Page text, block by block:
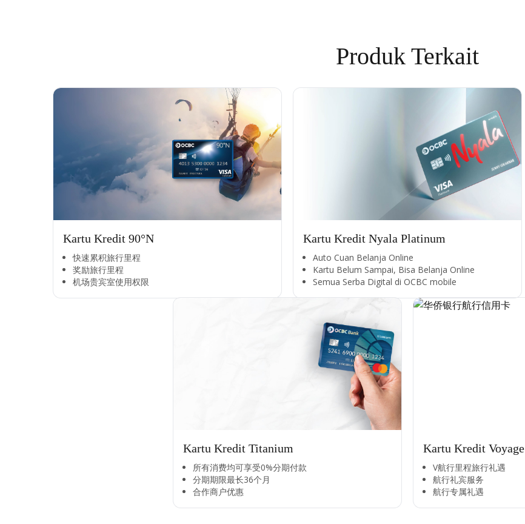
Produk Terkait
Kartu Kredit 90°N
快速累积旅行里程​
奖励旅行里程​
机场贵宾室使用权限​
Kartu Kredit Nyala Platinum
Auto Cuan Belanja Online
Kartu Belum Sampai, Bisa Belanja Online
Semua Serba Digital di OCBC mobile
Kartu Kredit Titanium
所有消费均可享受0%分期付款​
分期期限最长36个月​
合作商户优惠​
Kartu Kredit Voyage
V航行里程旅行礼遇
航行礼宾服务
航行专属礼遇